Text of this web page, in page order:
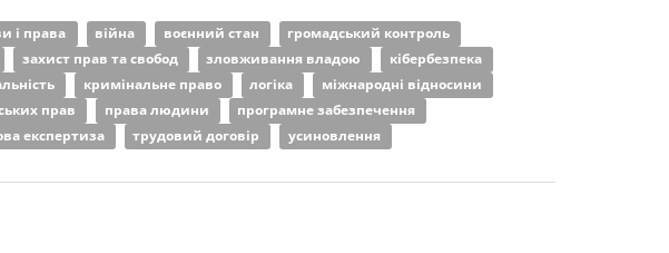
і права війна воєнний стан
громадський контроль
захист прав та свобод зловживання владою
кібербезпека
кримінальне право логіка
міжнародні відносини
прав права людини
програмне забезпечення
експертиза трудовий договір
усиновлення